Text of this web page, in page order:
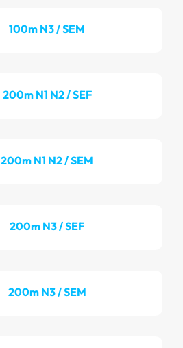
100m N3 / SEM
200m N1 N2 / SEF
200m N1 N2 / SEM
200m N3 / SEF
200m N3 / SEM